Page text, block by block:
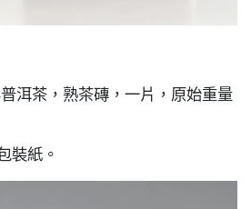
洱茶，熟茶磚，一片，原始重量
裝紙。